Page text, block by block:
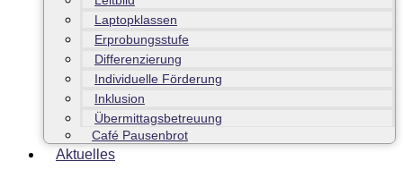
Laptopklassen
Erprobungsstufe
Differenzierung
Individuelle Förderung
Inklusion
Übermittagsbetreuung
Café Pausenbrot
Aktuelles